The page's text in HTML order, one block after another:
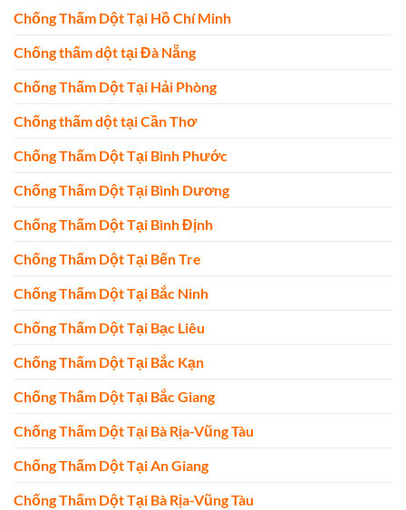
Chống Thấm Dột Tại Hồ Chí Minh
Chống thấm dột tại Đà Nẵng
Chống Thấm Dột Tại Hải Phòng
Chống thấm dột tại Cần Thơ
Chống Thấm Dột Tại Bình Phước
Chống Thấm Dột Tại Bình Dương
Chống Thấm Dột Tại Bình Định
Chống Thấm Dột Tại Bến Tre
Chống Thấm Dột Tại Bắc Ninh
Chống Thấm Dột Tại Bạc Liêu
Chống Thấm Dột Tại Bắc Kạn
Chống Thấm Dột Tại Bắc Giang
Chống Thấm Dột Tại Bà Rịa-Vũng Tàu
Chống Thấm Dột Tại An Giang
Chống Thấm Dột Tại Bà Rịa-Vũng Tàu